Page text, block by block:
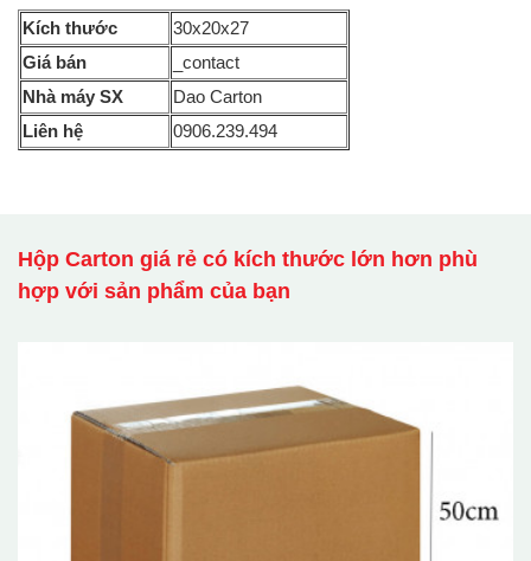
Kích thước
30x20x27
Giá bán
_contact
Nhà máy SX
Dao Carton
Liên hệ
0906.239.494
Hộp Carton giá rẻ có kích thước lớn hơn phù
hợp với sản phẩm của bạn